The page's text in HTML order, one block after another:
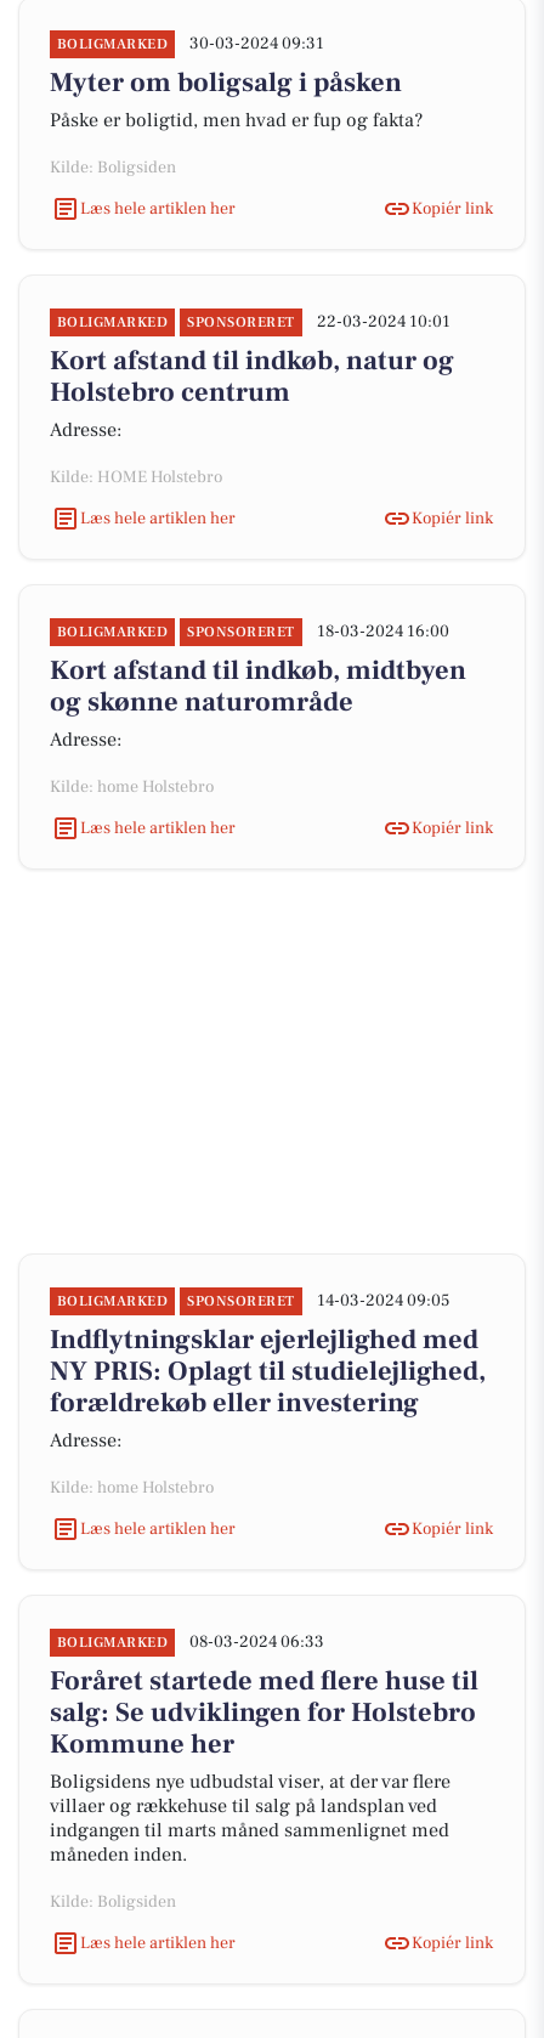
BOLIGMARKED 30-03-2024 09:31
Myter om boligsalg i påsken
Påske er boligtid, men hvad er fup og fakta?
Kilde: Boligsiden
Læs hele artiklen her
Kopiér link
BOLIGMARKED SPONSORERET 22-03-2024 10:01
Kort afstand til indkøb, natur og
Holstebro centrum
Adresse:
Kilde: HOME Holstebro
Læs hele artiklen her
Kopiér link
BOLIGMARKED SPONSORERET 18-03-2024 16:00
Kort afstand til indkøb, midtbyen
og skønne naturområde
Adresse:
Kilde: home Holstebro
Læs hele artiklen her
Kopiér link
BOLIGMARKED SPONSORERET 14-03-2024 09:05
Indflytningsklar ejerlejlighed med
NY PRIS: Oplagt til studielejlighed,
forældrekøb eller investering
Adresse:
Kilde: home Holstebro
Læs hele artiklen her
Kopiér link
BOLIGMARKED 08-03-2024 06:33
Foråret startede med flere huse til
salg: Se udviklingen for Holstebro
Kommune her
Boligsidens nye udbudstal viser, at der var flere
villaer og rækkehuse til salg på landsplan ved
indgangen til marts måned sammenlignet med
måneden inden.
Kilde: Boligsiden
Læs hele artiklen her
Kopiér link